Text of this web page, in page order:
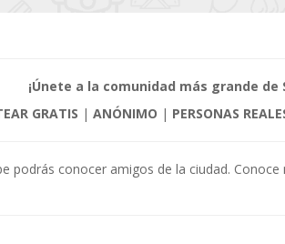
¡Únete a la comunidad más grande de
GRATIS | ANÓNIMO | PERSONAS
podrás conocer amigos de la ciudad.